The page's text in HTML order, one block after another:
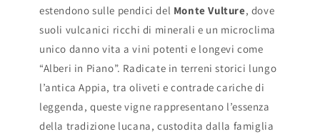
estendono sulle pendici del Monte Vulture, dove
suoli vulcanici ricchi di minerali e un microclima
unico danno vita a vini potenti e longevi come
“Alberi in Piano”. Radicate in terreni storici lungo
l’antica Appia, tra oliveti e contrade cariche di
leggenda, queste vigne rappresentano l’essenza
della tradizione lucana, custodita dalla famiglia